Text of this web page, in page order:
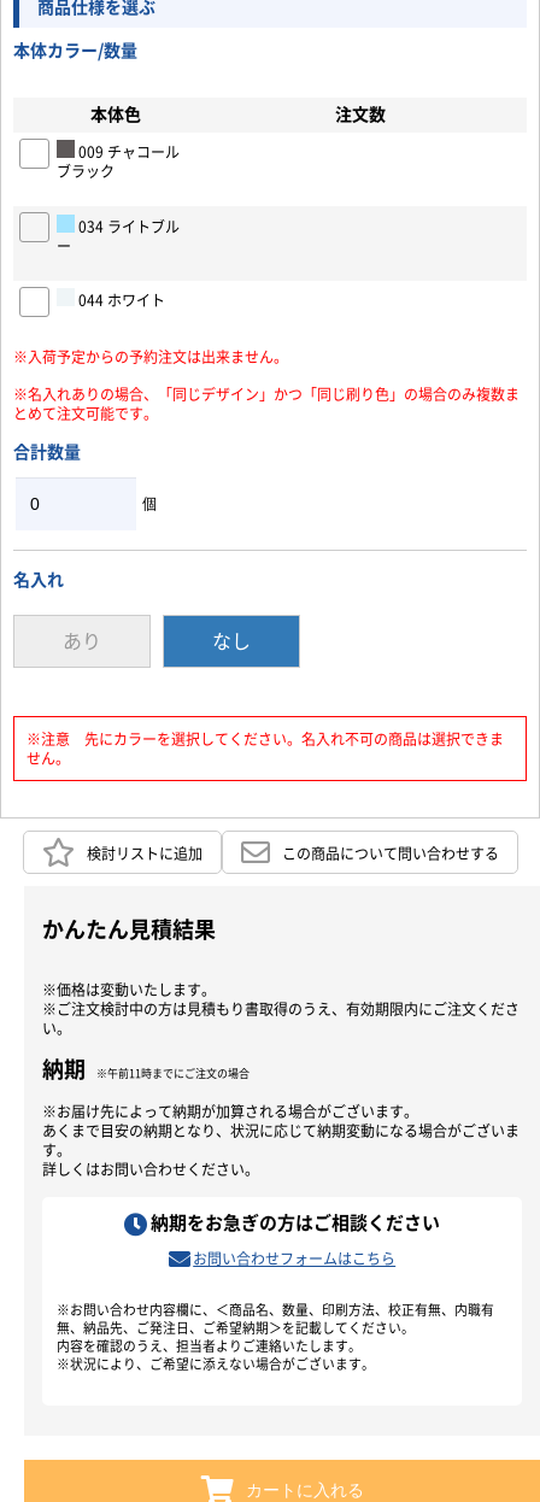
商品仕様を選ぶ
本体カラー/数量
本体色 注文数
009 チャコール
ブラック
034 ライトブル
ー
044 ホワイト
※入荷予定からの予約注文は出来ません。
※名入れありの場合、「同じデザイン」かつ「同じ刷り色」の場合のみ複数ま
とめて注文可能です。
合計数量
個
名入れ
あり なし
※注意 先にカラーを選択してください。名入れ不可の商品は選択できま
せん。
検討リストに追加 この商品について問い合わせする
かんたん見積結果
※価格は変動いたします。
※ご注文検討中の方は見積もり書取得のうえ、有効期限内にご注文くださ
い。
納期 ※午前11時までにご注文の場合
※お届け先によって納期が加算される場合がございます。
あくまで目安の納期となり、状況に応じて納期変動になる場合がございま
す。
詳しくはお問い合わせください。
納期をお急ぎの方はご相談ください
お問い合わせフォームはこちら
※お問い合わせ内容欄に、＜商品名、数量、印刷方法、校正有無、内職有
無、納品先、ご発注日、ご希望納期＞を記載してください。
内容を確認のうえ、担当者よりご連絡いたします。
※状況により、ご希望に添えない場合がございます。
カートに入れる